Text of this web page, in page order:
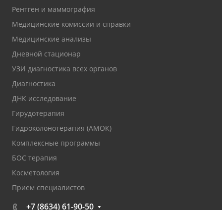
Рентген и маммография
Медицинские комиссии и справки
Медицинские анализы
Дневной стационар
УЗИ диагностика всех органов
Диагностика
ДНК исследование
Гирудотерапия
Гидроколонотерапия (АМОК)
Комплексные программы
БОС терапия
Косметология
Прием специалистов
+7 (8634) 61-90-50